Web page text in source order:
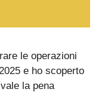
le operazioni
e ho scoperto
la pena